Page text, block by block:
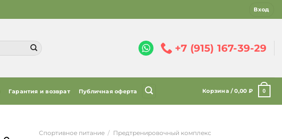
Вход
+7 (915) 167-39-29
Гарантия и возврат Публичная оферта Корзина /0,00 ₽ 0
Спортивное питание / Предтренировочный комплекс